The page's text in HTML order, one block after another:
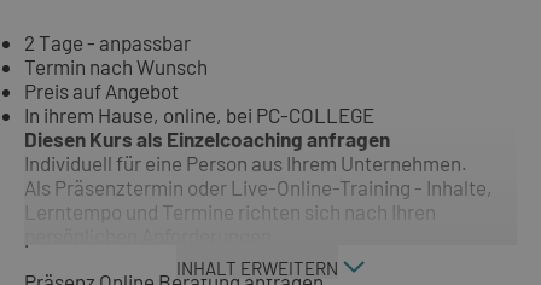
2 Tage - anpassbar
Termin nach Wunsch
Preis auf Angebot
In ihrem Hause, online, bei PC-COLLEGE
Diesen Kurs als Einzelcoaching anfragen
Individuell für eine Person aus Ihrem Unternehmen.
Als Präsenztermin oder Live-Online-Training - Inhalte,
Lerntempo und Termine richten sich nach Ihren
INHALT ERWEITERN